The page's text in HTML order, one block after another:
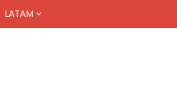
LATAM